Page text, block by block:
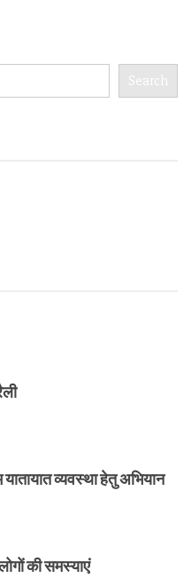
Search
व्यवस्था हेतु अभियान
की समस्याएं